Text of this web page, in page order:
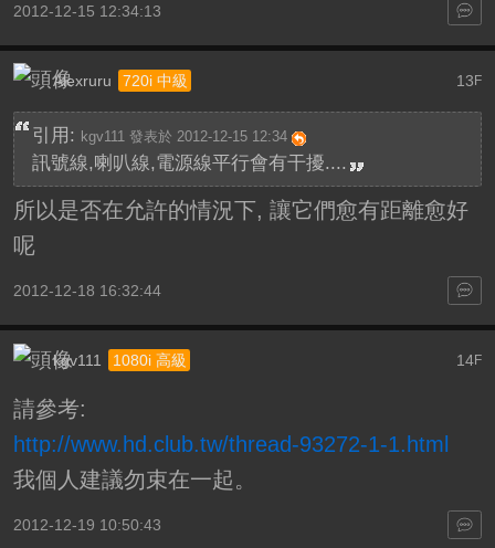
2012-12-15 12:34:13
13 F
Alexruru 720i 中級
引用: kgv111 發表於 2012-12-15 12:34
訊號線,喇叭線,電源線平行會有干擾....
所以是否在允許的情況下, 讓它們愈有距離愈好
呢
2012-12-18 16:32:44
14F
kgv111 1080i 高級
請參考:
http://www.hd.club.tw/thread-93272-1-1.html
我個人建議勿束在一起。
2012-12-19 10:50:43